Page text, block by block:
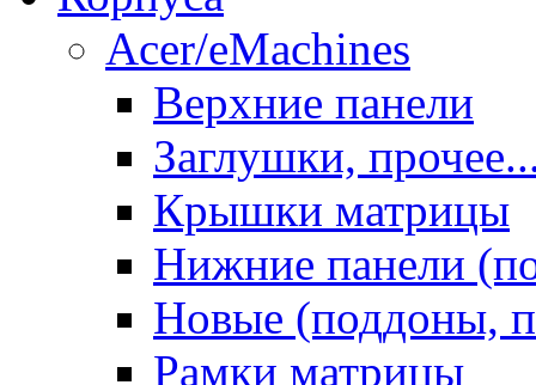
Acer/eMachines
Верхние панели
Заглушки,
Крышки матрицы
Нижние панели
Новые (поддоны,
Рамки матрицы